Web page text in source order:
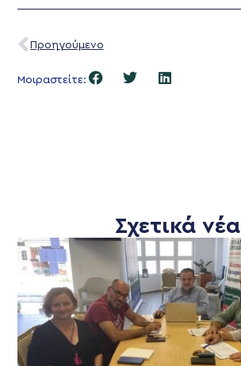
Προηγούμενο
Μοιραστείτε:
Σχετικά νέα